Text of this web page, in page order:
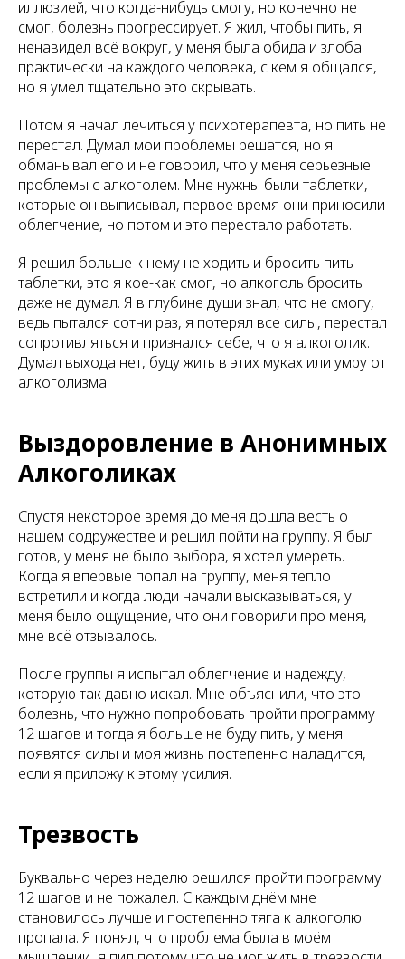
иллюзией, что когда-нибудь смогу, но конечно не
смог, болезнь прогрессирует. Я жил, чтобы пить, я
ненавидел всё вокруг, у меня была обида и злоба
практически на каждого человека, с кем я общался,
но я умел тщательно это скрывать.
Потом я начал лечиться у психотерапевта, но пить не
перестал. Думал мои проблемы решатся, но я
обманывал его и не говорил, что у меня серьезные
проблемы с алкоголем. Мне нужны были таблетки,
которые он выписывал, первое время они приносили
облегчение, но потом и это перестало работать.
Я решил больше к нему не ходить и бросить пить
таблетки, это я кое-как смог, но алкоголь бросить
даже не думал. Я в глубине души знал, что не смогу,
ведь пытался сотни раз, я потерял все силы, перестал
сопротивляться и признался себе, что я алкоголик.
Думал выхода нет, буду жить в этих муках или умру от
алкоголизма.
Выздоровление в Анонимных
Алкоголиках
Спустя некоторое время до меня дошла весть о
нашем содружестве и решил пойти на группу. Я был
готов, у меня не было выбора, я хотел умереть.
Когда я впервые попал на группу, меня тепло
встретили и когда люди начали высказываться, у
меня было ощущение, что они говорили про меня,
мне всё отзывалось.
После группы я испытал облегчение и надежду,
которую так давно искал. Мне объяснили, что это
болезнь, что нужно попробовать пройти программу
12 шагов и тогда я больше не буду пить, у меня
появятся силы и моя жизнь постепенно наладится,
если я приложу к этому усилия.
Трезвость
Буквально через неделю решился пройти программу
12 шагов и не пожалел. С каждым днём мне
становилось лучше и постепенно тяга к алкоголю
пропала. Я понял, что проблема была в моём